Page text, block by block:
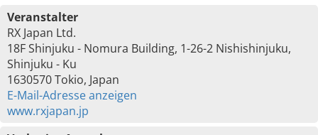
Veranstalter
RX Japan Ltd.
18F Shinjuku - Nomura Building, 1-26-2 Nishishinjuku,
Shinjuku - Ku
1630570 Tokio, Japan
E-Mail-Adresse anzeigen
www.rxjapan.jp